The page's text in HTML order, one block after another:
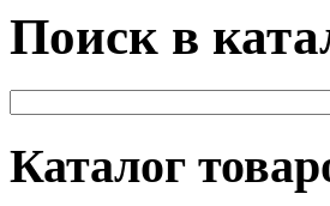
Поиск в
Каталог